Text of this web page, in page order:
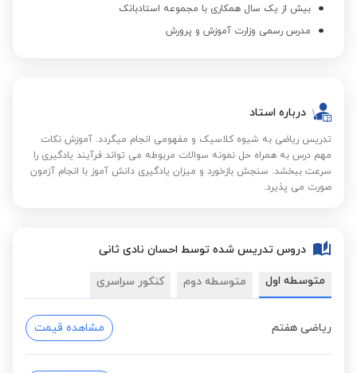
بیش از یک سال همکاری با مجموعه استادبانک
مدرس رسمی وزارت آموزش و پرورش
درباره استاد
تدریس ریاضی به شیوه کلاسیک و مفهومی انجام میگردد. آموزش نکات
مهم درس به همراه حل نمونه سوالات مربوطه می تواند فرآیند یادگیری را
سرعت ببخشد. سنجش بازخورد و میزان یادگیری دانش آموز با انجام آزمون
صورت می پذیرد.
دروس تدریس شده توسط احسان نادی ثانی
متوسطه اول متوسطه دوم کنکور سراسری
ریاضی هفتم مشاهده قیمت